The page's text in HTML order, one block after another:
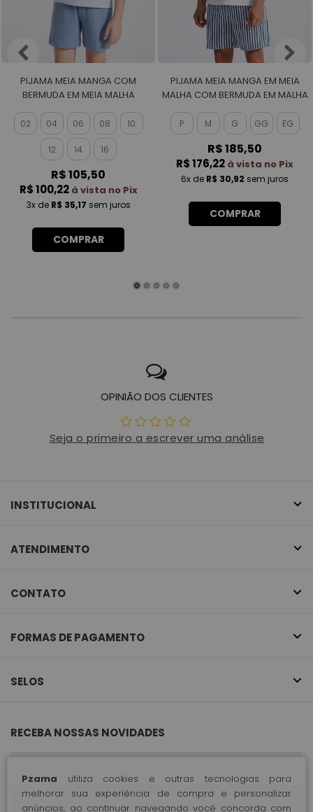
Pzama utiliza cookies e outras tecnologias para
melhorar sua experiência de compra e personalizar
anúncios, ao continuar navegando você concorda com
PIJAMA MEIA MANGA COM
BERMUDA EM MEIA MALHA
MASCULINO
02 04 06 08 10
12 14 16
R$ 105,50
R$ 100,22 à vista no Pix
3xde R$ 35,17 sem juros
COMPRAR
PIJAMA MEIA MANGA EM MEIA
MALHA COM BERMUDA EM MALHA
ROTATIVA MASCULINO
P M G GG EG
R$ 185,50
R$ 176,22 à vista no Pix
6x de R$ 30,92 sem juros
COMPRAR
OPINIÃO DOS CLIENTES
Seja o primeiro a escrever uma análise
INSTITUCIONAL
ATENDIMENTO
CONTATO
FORMAS DE PAGAMENTO
SELOS
RECEBA NOSSAS NOVIDADES
CADASTRE-SE